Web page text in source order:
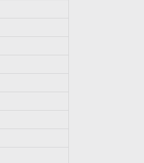
evenwel geen enkele